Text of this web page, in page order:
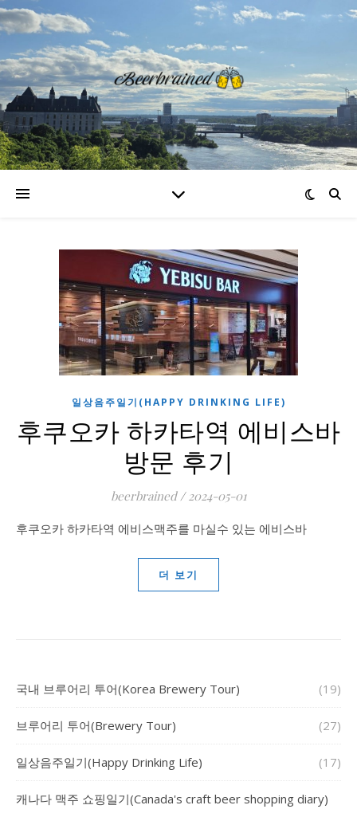
일상음주일기(HAPPY DRINKING LIFE)
후쿠오카 하카타역 에비스바
방문 후기
beerbrained / 2024-05-01
후쿠오카 하카타역 에비스맥주를 마실수 있는 에비스바
더 보기
국내 브루어리 투어(Korea Brewery Tour) (19)
브루어리 투어(Brewery Tour) (27)
일상음주일기(Happy Drinking Life) (17)
캐나다 맥주 쇼핑일기(Canada's craft beer shopping diary)